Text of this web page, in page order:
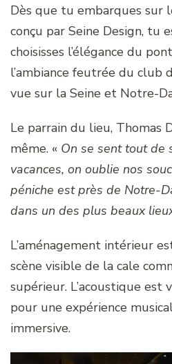
Dès que tu embarques sur
conçu par Seine Design, tu
choisisses l’élégance du
l’ambiance feutrée du club
vue sur la Seine et Notre-
Le parrain du lieu, Thomas
même. « On se sent tout de
vacances, on oublie nos
péniche est près de Notre-
dans un des plus beaux
L’aménagement intérieur
scène visible de la cale
supérieur. L’acoustique est
pour une expérience
immersive.